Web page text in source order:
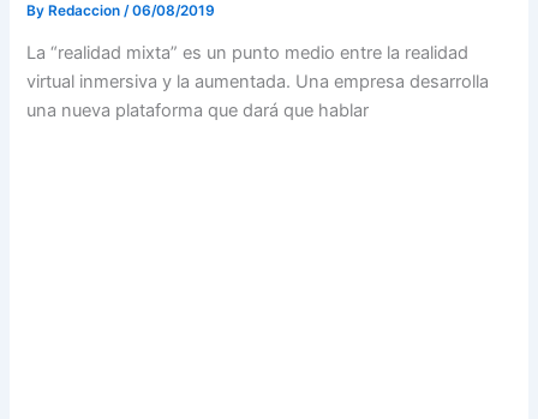
ByRedaccion /06/08/2019
La “realidad mixta” es un punto medio entre la realidad
virtual inmersiva y la aumentada. Una empresa desarrolla
una nueva plataforma que dará que hablar